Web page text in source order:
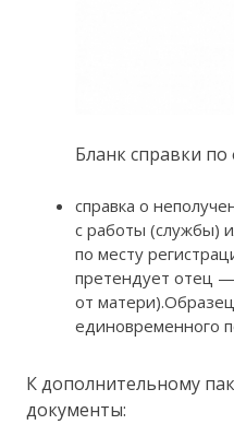
Бланк справки
справка о
с работы (службы)
по месту
претендует отец —
от
единовременного
К дополнительному
документы: